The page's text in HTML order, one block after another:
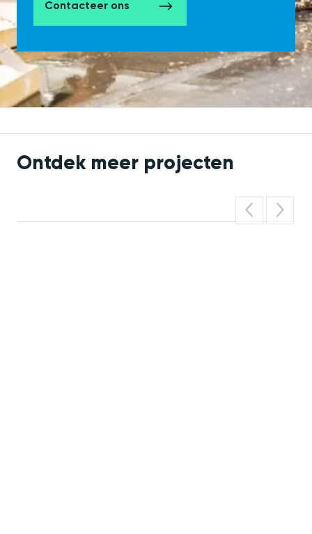
Contacteer ons
Ontdek meer projecten